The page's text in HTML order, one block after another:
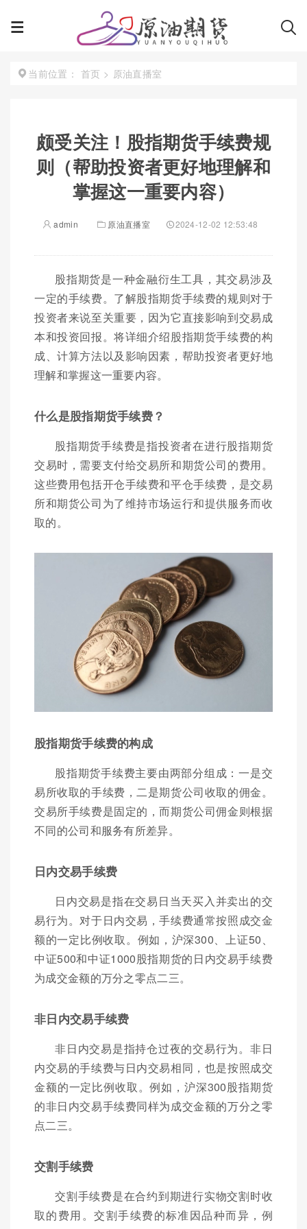
当前位置： 首页 > 原油直播室
颇受关注！股指期货手续费规
则（帮助投资者更好地理解和
掌握这一重要内容）
admin 原油直播室 2024-12-02 12:53:48
股指期货是一种金融衍生工具，其交易涉及
一定的手续费。了解股指期货手续费的规则对于
投资者来说至关重要，因为它直接影响到交易成
本和投资回报。将详细介绍股指期货手续费的构
成、计算方法以及影响因素，帮助投资者更好地
理解和掌握这一重要内容。
什么是股指期货手续费？
股指期货手续费是指投资者在进行股指期货
交易时，需要支付给交易所和期货公司的费用。
这些费用包括开仓手续费和平仓手续费，是交易
所和期货公司为了维持市场运行和提供服务而收
取的。
股指期货手续费的构成
股指期货手续费主要由两部分组成：一是交
易所收取的手续费，二是期货公司收取的佣金。
交易所手续费是固定的，而期货公司佣金则根据
不同的公司和服务有所差异。
日内交易手续费
日内交易是指在交易日当天买入并卖出的交
易行为。对于日内交易，手续费通常按照成交金
额的一定比例收取。例如，沪深300、上证50、
中证500和中证1000股指期货的日内交易手续费
为成交金额的万分之零点二三。
非日内交易手续费
非日内交易是指持仓过夜的交易行为。非日
内交易的手续费与日内交易相同，也是按照成交
金额的一定比例收取。例如，沪深300股指期货
的非日内交易手续费同样为成交金额的万分之零
点二三。
交割手续费
交割手续费是在合约到期进行实物交割时收
取的费用。交割手续费的标准因品种而异，例